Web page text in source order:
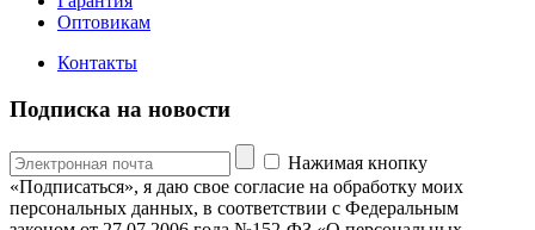
Оптовикам
Контакты
Подписка на новости
Нажимая кнопку
«Подписаться», я даю свое согласие на обработку моих
персональных данных, в соответствии с Федеральным